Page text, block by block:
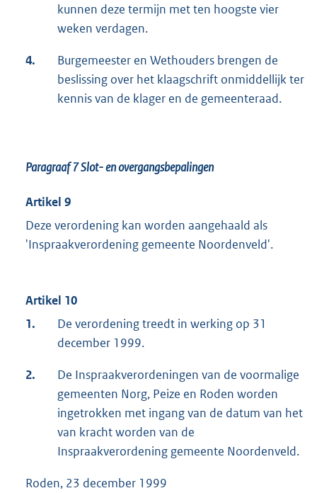
kunnen deze termijn met ten hoogste vier
weken verdagen.
4.
Burgemeester en Wethouders brengen de
beslissing over het klaagschrift onmiddellijk ter
kennis van de klager en de gemeenteraad.
Paragraaf 7Slot- en overgangsbepalingen
Artikel 9
Deze verordening kan worden aangehaald als
'Inspraakverordening gemeente Noordenveld'.
Artikel 10
1.
De verordening treedt in werking op 31
december 1999.
2.
De Inspraakverordeningen van de voormalige
gemeenten Norg, Peize en Roden worden
ingetrokken met ingang van de datum van het
van kracht worden van de
Inspraakverordening gemeente Noordenveld.
Roden, 23 december 1999